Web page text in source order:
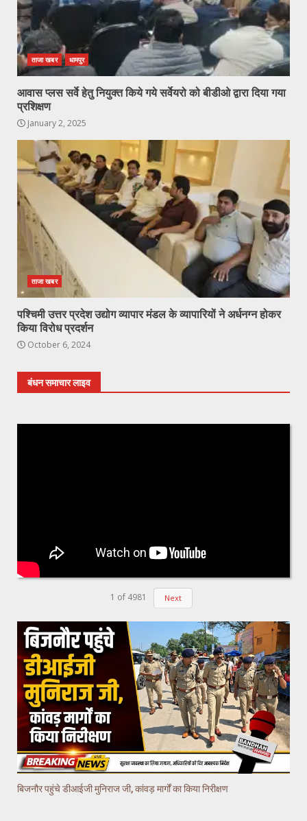
ताजा खबर धामपुर
आवास प्लस सर्वे हेतु नियुक्त किये गये सर्वेयरो को बीडीओ द्वारा दिया गया
प्रशिक्षण
January 2, 2025
ताजा खबर
पश्चिमी उत्तर प्रदेश उद्योग व्यापार मंडल के व्यापारियों ने अर्धनग्न होकर
किया विरोध प्रदर्शन
October 6, 2024
बंधन समाचार लाइव
1 of 4981 Next
बिजनौर पहुंचे डीआईजी मुनिराज जी, कांवड़ मार्गों का किया निरीक्षण